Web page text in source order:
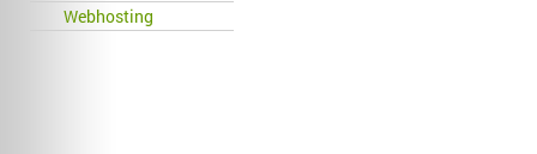
Webhosting